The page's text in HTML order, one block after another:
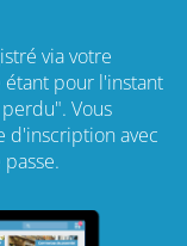
via votre
pour l'instant
Vous
d'inscription avec